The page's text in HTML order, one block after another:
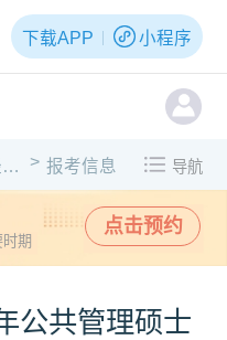
下载APP 小程序
浙江财经大学 > 报考信息 导航
期
点击预约
公共管理硕士